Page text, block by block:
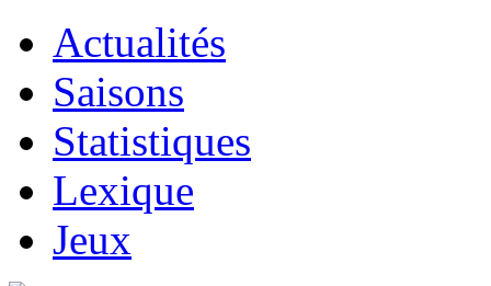
Actualités
Saisons
Statistiques
Lexique
Jeux